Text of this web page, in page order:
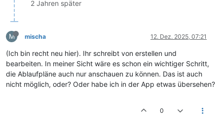
2 Jahren später
M mischa 12. Dez. 2025, 07:21
(Ich bin recht neu hier). Ihr schreibt von erstellen und
bearbeiten. In meiner Sicht wäre es schon ein wichtiger Schritt,
die Ablaufpläne auch nur anschauen zu können. Das ist auch
nicht möglich, oder? Oder habe ich in der App etwas übersehen?
0